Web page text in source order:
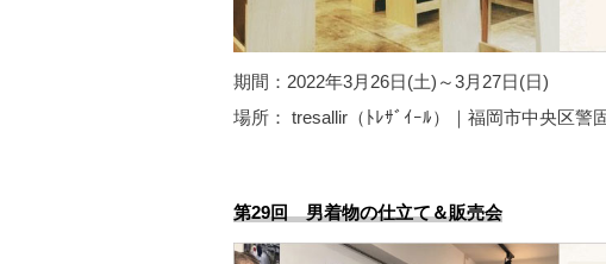
期間：2022年3月26日(土)～3月27日(日)
場所： tresallir（ﾄﾚｻﾞｲｰﾙ）｜福岡市中央区
第29回 男着物の仕立て＆販売会